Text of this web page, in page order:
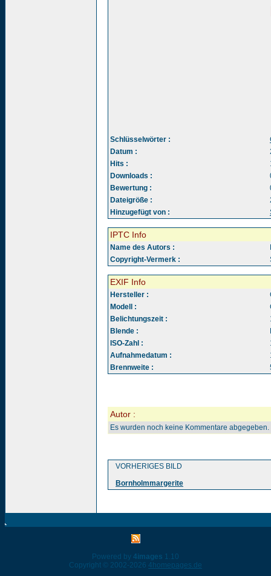
Schlüsselwörter :
Datum :
Hits :
Downloads :
Bewertung :
Dateigröße :
Hinzugefügt von :
IPTC Info
Name des Autors :
Copyright-Vermerk :
EXIF Info
Hersteller :
Modell :
Belichtungszeit :
Blende :
ISO-Zahl :
Aufnahmedatum :
Brennweite :
Autor :
Es wurden noch keine Kommentare abgegeben.
VORHERIGES BILD
Bornholmmargerite
Powered by 4images 1.10
Copyright © 2002-2026 4homepages.de